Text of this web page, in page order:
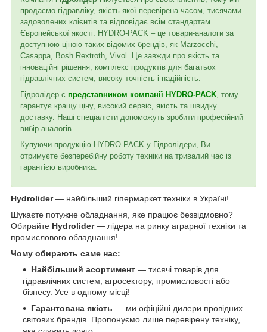
продаємо гідравліку, якість якої перевірена часом, тисячами
задоволених клієнтів та відповідає всім стандартам
Європейської якості. HYDRO-PACK – це товари-аналоги за
доступною ціною таких відомих брендів, як Marzocchi,
Casappa, Bosh Rextroth, Vivol. Це завжди про якість та
інноваційні рішення, комплекс продуктів для багатьох
гідравлічних систем, високу точність і надійність.
Гідролідер є представником компанії HYDRO-PACK , тому
гарантує кращу ціну, високий сервіс, якість та швидку
доставку. Наші спеціалісти допоможуть зробити професійний
вибір аналогів.
Купуючи продукцію HYDRO-PACK у Гідролідери, Ви
отримуєте безперебійну роботу техніки на тривалий час із
гарантією виробника.
Hydrolider— найбільший гіпермаркет техніки в Україні!
Шукаєте потужне обладнання, яке працює безвідмовно?
Обирайте Hydrolider— лідера на ринку аграрної техніки та
промислового обладнання!
Чому обирають саме нас:
Найбільший асортимент — тисячі товарів для
гідравлічних систем, агросектору, промисловості або
бізнесу. Усе в одному місці!
Гарантована якість — ми офіційні дилери провідних
світових брендів. Пропонуємо лише перевірену техніку,